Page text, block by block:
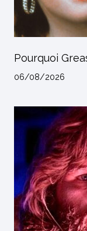
Pourquoi
06/08/2026